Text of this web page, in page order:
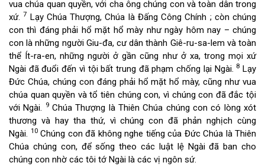
vua chúa quan quyền, với cha ông chúng con và toàn dân trong
xứ. 7 Lạy Chúa Thượng, Chúa là Đấng Công Chính ; còn chúng
con thì đáng phải hổ mặt hổ mày như ngày hôm nay – chúng
con là những người Giu-đa, cư dân thành Giê-ru-sa-lem và toàn
thể Ít-ra-en, những người ở gần cũng như ở xa, trong mọi xứ
Ngài đã đuổi đến vì tội bất trung đã phạm chống lại Ngài. 8 Lạy
Đức Chúa, chúng con đáng phải hổ mặt hổ mày, cũng như vua
chúa quan quyền và tổ tiên chúng con, vì chúng con đã đắc tội
với Ngài.
9Chúa Thượng là Thiên Chúa chúng con có lòng xót
thương và hay tha thứ, vì chúng con đã phản nghịch cùng
Ngài. 10Chúng con đã không nghe tiếng của Đức Chúa là Thiên
Chúa chúng con, để sống theo các luật lệ Ngài đã ban cho
chúng con nhờ các tôi tớ Ngài là các vị ngôn sứ.